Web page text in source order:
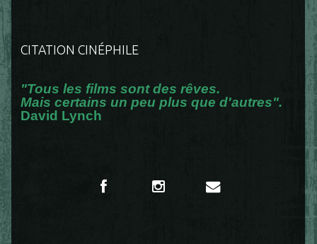
CITATION CINÉPHILE
"Tous les films sont des rêves.
Mais certains un peu plus que d'autres".
David Lynch